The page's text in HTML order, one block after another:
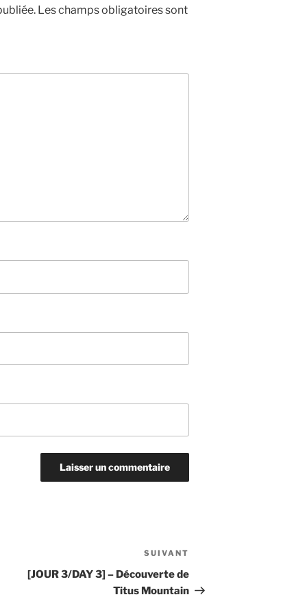
Les champs obligatoires sont
suivant
SUIVANT
[JOUR 3/DAY 3] – Découverte de
Titus Mountain